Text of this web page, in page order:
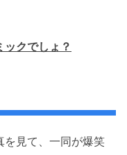
クでしょ？
を見て、一同が爆笑